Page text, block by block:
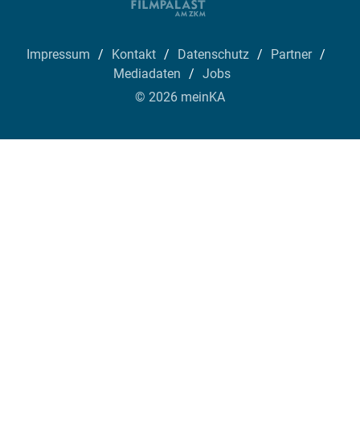
Impressum Kontakt Datenschutz
Partner
Mediadaten
Jobs
© 2026 meinKA